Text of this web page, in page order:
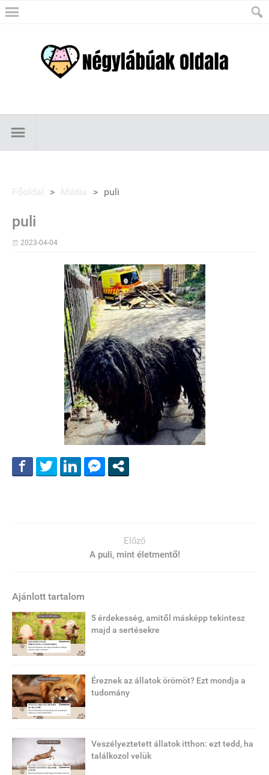
Főoldal > Média > puli
puli
2023-04-04
Előző
A puli, mint életmentő!
Ajánlott tartalom
5 érdekesség, amitől másképp tekintesz
majd a sertésekre
Éreznek az állatok örömöt? Ezt mondja a
tudomány
Veszélyeztetett állatok itthon: ezt tedd, ha
találkozol velük